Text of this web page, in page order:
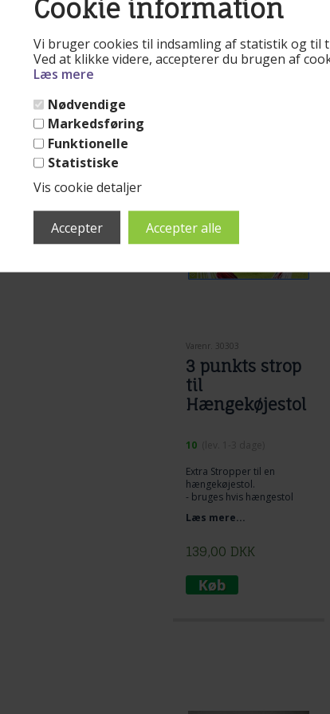
Cookie information
Vi bruger cookies til indsamling af statistik og
Ved at klikke videre, accepterer du brugen af
Læs mere
Nødvendige
Markedsføring
Funktionelle
Statistiske
Vis cookie detaljer
Kunder
Varenr. 30303
3 punkts strop
til
Hængekøjestol
10
Extra Stropper til en
hængekøjestol.
- bruges hvis hængestol
Læs mere...
139,00 DKK